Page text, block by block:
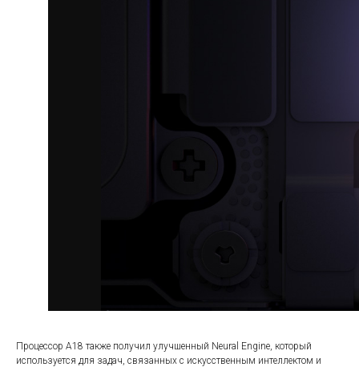
Процессор A18 также получил улучшенный Neural Engine, который
используется для задач, связанных с искусственным интеллектом и